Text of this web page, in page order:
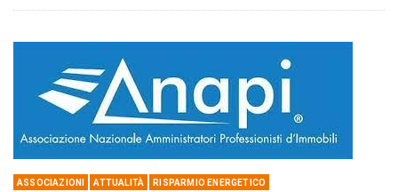
ASSOCIAZIONI ATTUALITÀ RISPARMIO ENERGETICO